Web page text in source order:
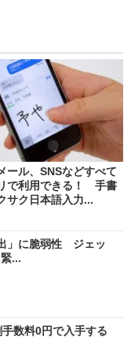
ール、SNSなどすべて
で利用できる！ 手書
サク日本語入力...
」に脆弱性 ジェッ
...
数料0円で入手する